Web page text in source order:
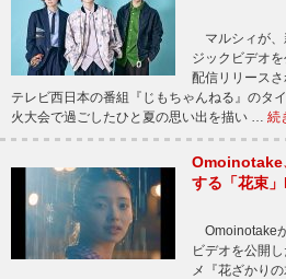
マルシィが、
ジックビデオ
配信リリース
テレビ西日本の番組『じもちゃんねる』のタ
火大会で過ごしたひと夏の思い出を描い … 続
Omoinotake
する「花束
Omoinotake
ビデオを公開
メ『花ざかり